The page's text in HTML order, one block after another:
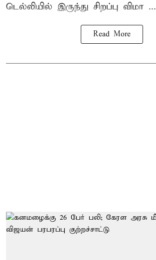
டெல்லியில் இருந்து சிறப்பு விமா ...
Read More